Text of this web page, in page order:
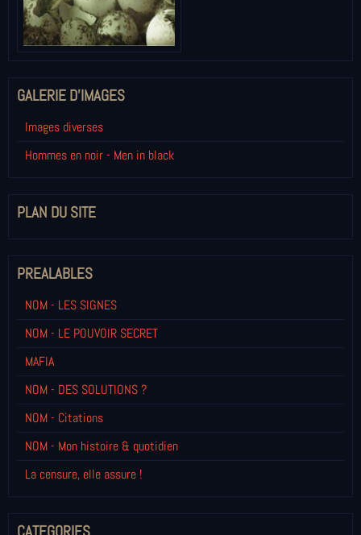
GALERIE D'IMAGES
Images diverses
Hommes en noir - Men in black
PLAN DU SITE
PREALABLES
NOM - LES SIGNES
NOM - LE POUVOIR SECRET
MAFIA
NOM - DES SOLUTIONS ?
NOM - Citations
NOM - Mon histoire & quotidien
La censure, elle assure !